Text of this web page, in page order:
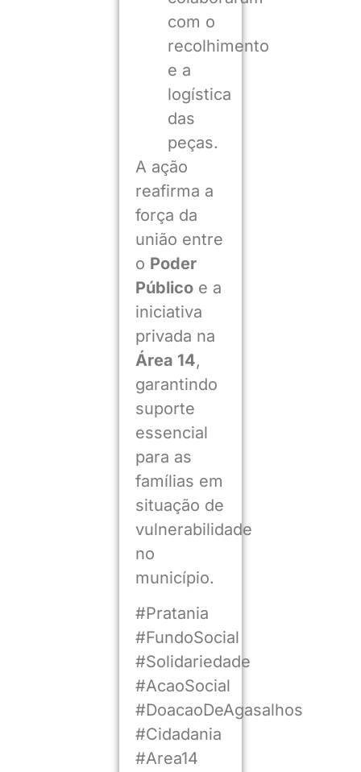
com o
recolhimento
e a
logística
das
peças.
A ação
reafirma a
força da
união entre
o Poder
Públicoe a
iniciativa
privada na
Área 14,
garantindo
suporte
essencial
para as
famílias em
situação de
vulnerabilidade
no
município.
#Pratania
#FundoSocial
#Solidariedade
#AcaoSocial
#DoacaoDeAgasalhos
#Cidadania
#Area14